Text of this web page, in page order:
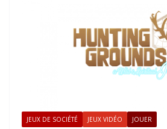
JEUX DE SOCIÉTÉ JEUX VIDÉO JOUER